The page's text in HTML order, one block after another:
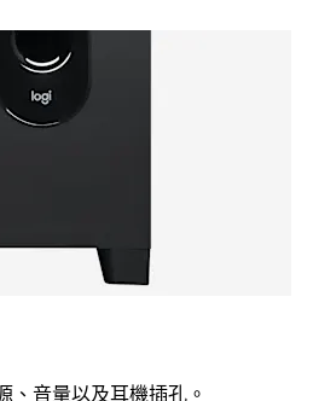
、音量以及耳機插孔。